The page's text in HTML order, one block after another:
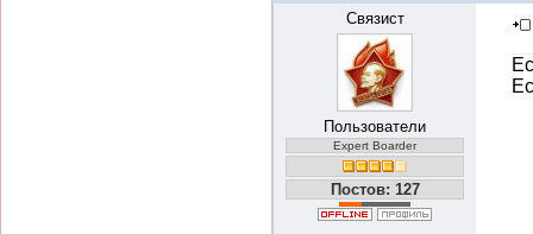
Связист
Пользователи
Expert Boarder
Постов: 127